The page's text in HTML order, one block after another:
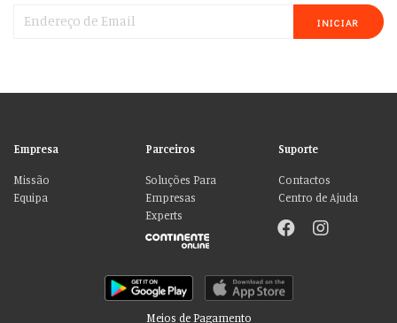
INICIAR
Empresa
Missão
Equipa
Parceiros
Soluções Para
Empresas
Experts
Suporte
Contactos
Centro de Ajuda
Meios de Pagamento